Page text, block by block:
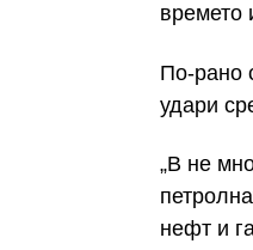
времето
По-рано
удари
„В не
нефт и